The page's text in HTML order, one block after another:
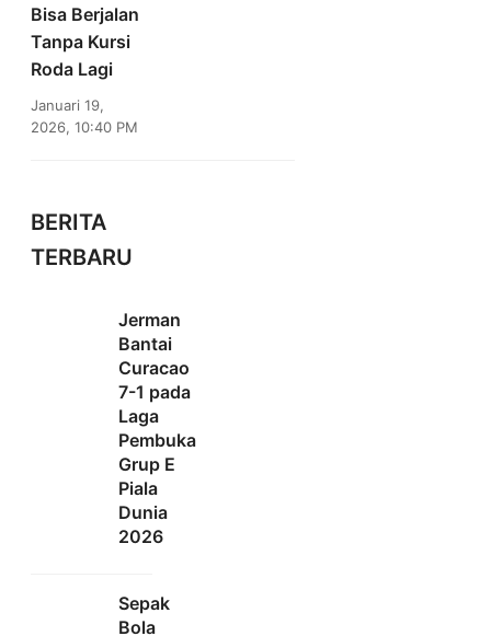
Bisa Berjalan
Tanpa Kursi
Roda Lagi
Januari 19,
2026, 10:40 PM
BERITA
TERBARU
Jerman
Bantai
Curacao
7-1 pada
Laga
Pembuka
Grup E
Piala
Dunia
2026
Sepak
Bola